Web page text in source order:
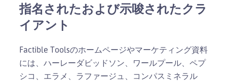
指名されたおよび示唆されたクラ
イアント
Factible Toolsのホームページやマーケティング資料
には、ハーレーダビッドソン、ワールプール、ペプ
シコ、エラメ、ラファージュ、コンパスミネラル